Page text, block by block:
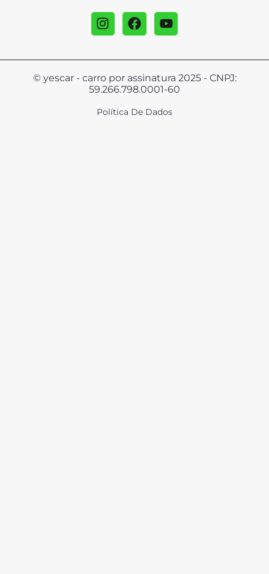
© yescar - carro por assinatura 2025 - CNPJ:
59.266.798.0001-60
Política De Dados